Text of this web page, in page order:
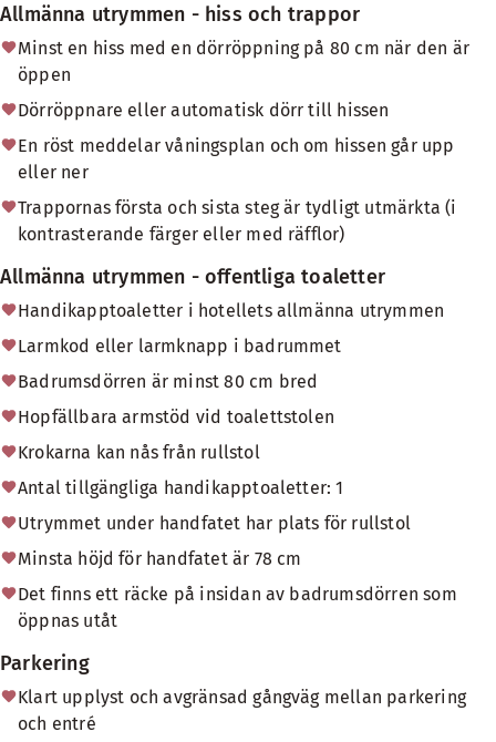
Allmänna utrymmen - hiss och trappor
Minst en hiss med en dörröppning på 80 cm när den är
öppen
Dörröppnare eller automatisk dörr till hissen
En röst meddelar våningsplan och om hissen går upp
eller ner
Trappornas första och sista steg är tydligt utmärkta (i
kontrasterande färger eller med räfflor)
Allmänna utrymmen - offentliga toaletter
Handikapptoaletter i hotellets allmänna utrymmen
Larmkod eller larmknapp i badrummet
Badrumsdörren är minst 80 cm bred
Hopfällbara armstöd vid toalettstolen
Krokarna kan nås från rullstol
Antal tillgängliga handikapptoaletter: 1
Utrymmet under handfatet har plats för rullstol
Minsta höjd för handfatet är 78 cm
Det finns ett räcke på insidan av badrumsdörren som
öppnas utåt
Parkering
Klart upplyst och avgränsad gångväg mellan parkering
och entré